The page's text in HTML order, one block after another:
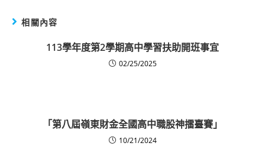
相關內容
113學年度第2學期高中學習扶助開班事宜
02/25/2025
「第八屆嶺東財金全國高中職股神擂臺賽」
10/21/2024